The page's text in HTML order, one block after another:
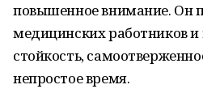
повышенное внимание. Он
медицинских работников и
стойкость,
непростое время.